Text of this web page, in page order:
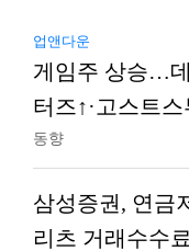
업앤다운
게임주 상승…
터즈↑·고스트
동향
삼성증권, 연금
리츠 거래수수